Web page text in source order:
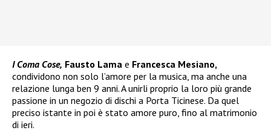
I Coma Cose, Fausto Lama e Francesca Mesiano,
condividono non solo l’amore per la musica, ma anche una
relazione lunga ben 9 anni. A unirli proprio la loro più grande
passione in un negozio di dischi a Porta Ticinese. Da quel
preciso istante in poi è stato amore puro, fino al matrimonio
di ieri.